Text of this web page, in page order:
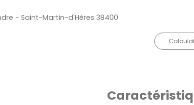
- Saint-Martin-d'Hères 38400